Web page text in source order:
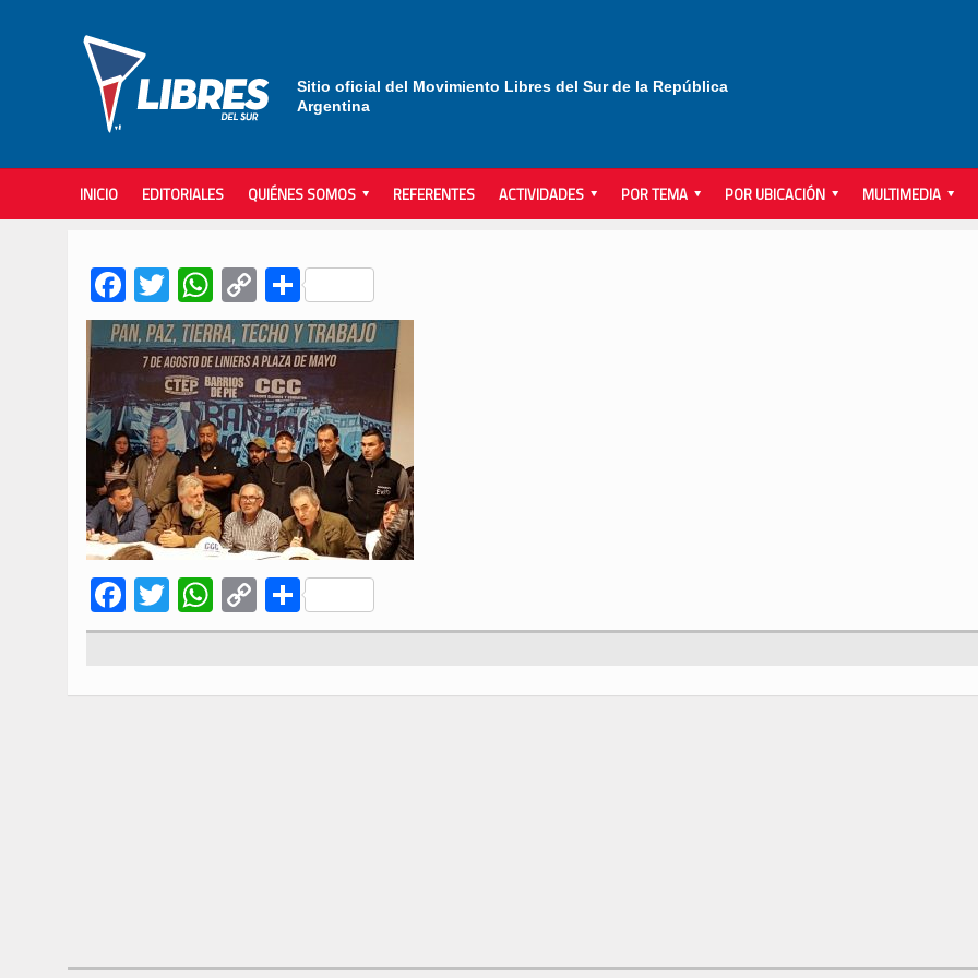
Sitio oficial del Movimiento Libres del Sur de la República
Argentina
INICIO EDITORIALES QUIÉNES SOMOS REFERENTES ACTIVIDADES POR TEMA POR UBICACIÓN MULTIMEDIA
Facebook
TwitterWhatsApp
Copy
Link
Compartir
Facebook
TwitterWhatsApp
Copy
Link
Compartir